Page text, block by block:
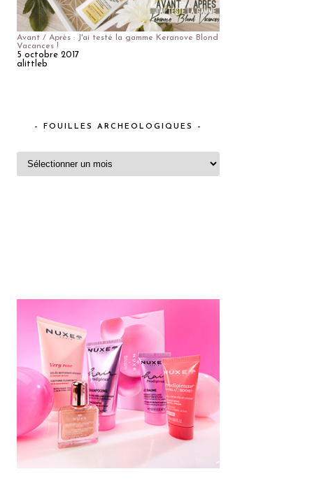
Avant / Après : J'ai testé la gamme Keranove Blond
Vacances !
5 octobre 2017
alittleb
– FOUILLES ARCHEOLOGIQUES –